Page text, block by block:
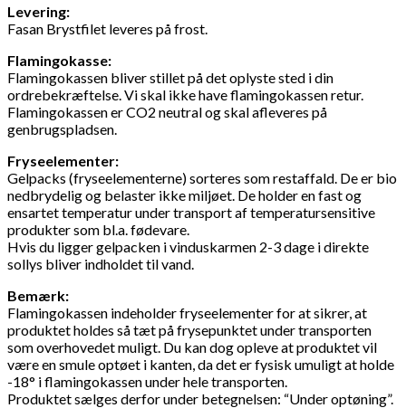
Levering:
Fasan Brystfilet leveres på frost.
Flamingokasse:
Flamingokassen bliver stillet på det oplyste sted i din
ordrebekræftelse. Vi skal ikke have flamingokassen retur.
Flamingokassen er CO2 neutral og skal afleveres på
genbrugspladsen.
Fryseelementer:
Gelpacks (fryseelementerne) sorteres som restaffald. De er bio
nedbrydelig og belaster ikke miljøet. De holder en fast og
ensartet temperatur under transport af temperatursensitive
produkter som bl.a. fødevare.
Hvis du ligger gelpacken i vinduskarmen 2-3 dage i direkte
sollys bliver indholdet til vand.
Bemærk:
Flamingokassen indeholder fryseelementer for at sikrer, at
produktet holdes så tæt på frysepunktet under transporten
som overhovedet muligt. Du kan dog opleve at produktet vil
være en smule optøet i kanten, da det er fysisk umuligt at holde
-18° i flamingokassen under hele transporten.
Produktet sælges derfor under betegnelsen: “Under optøning”.